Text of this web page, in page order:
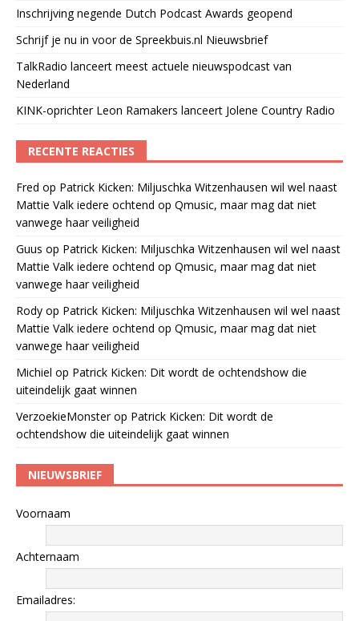
Inschrijving negende Dutch Podcast Awards geopend
Schrijf je nu in voor de Spreekbuis.nl Nieuwsbrief
TalkRadio lanceert meest actuele nieuwspodcast van
Nederland
KINK-oprichter Leon Ramakers lanceert Jolene Country Radio
RECENTE REACTIES
Fred op Patrick Kicken: Miljuschka Witzenhausen wil wel naast
Mattie Valk iedere ochtend op Qmusic, maar mag dat niet
vanwege haar veiligheid
Guus op Patrick Kicken: Miljuschka Witzenhausen wil wel naast
Mattie Valk iedere ochtend op Qmusic, maar mag dat niet
vanwege haar veiligheid
Rody op Patrick Kicken: Miljuschka Witzenhausen wil wel naast
Mattie Valk iedere ochtend op Qmusic, maar mag dat niet
vanwege haar veiligheid
Michiel op Patrick Kicken: Dit wordt de ochtendshow die
uiteindelijk gaat winnen
VerzoekieMonsterop Patrick Kicken: Dit wordt de
ochtendshow die uiteindelijk gaat winnen
NIEUWSBRIEF
Voornaam
Achternaam
Emailadres: